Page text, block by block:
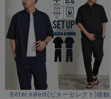
スタッフC(173cm/60kg)
体型：細身
普段着用サイズ：M
Mサイズ着用
商品説明
Bitter select(ビターセレクト)接